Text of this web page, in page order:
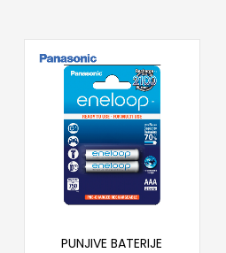
PUNJIVE BATERIJE